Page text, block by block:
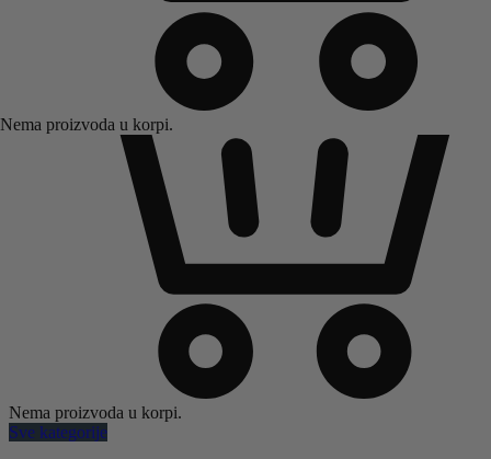
Nema proizvoda u korpi.
Sve kategorije
Nema proizvoda u korpi.